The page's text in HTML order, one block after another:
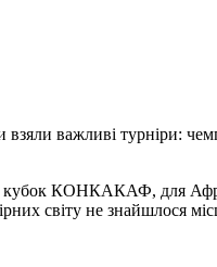
важливі турніри:
кубок КОНКАКАФ, для
світу не знайшлося